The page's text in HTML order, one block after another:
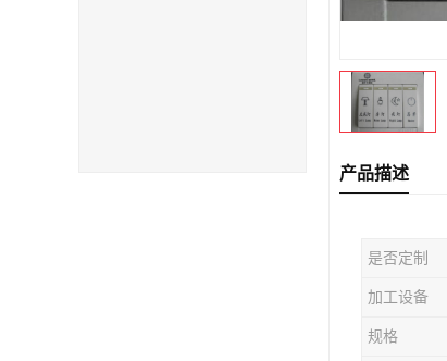
产品描述
是否定制
加工设备
规格